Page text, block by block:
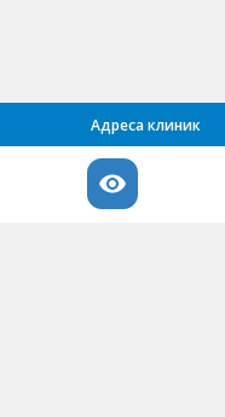
Адреса клиник